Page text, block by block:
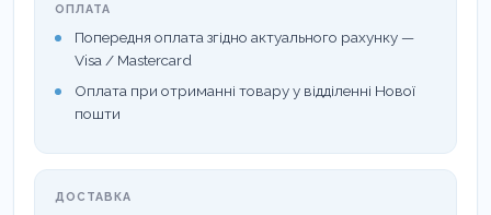
ОПЛАТА
Попередня оплата згідно актуального рахунку —
Visa / Mastercard
Оплата при отриманні товару у відділенні Нової
пошти
ДОСТАВКА